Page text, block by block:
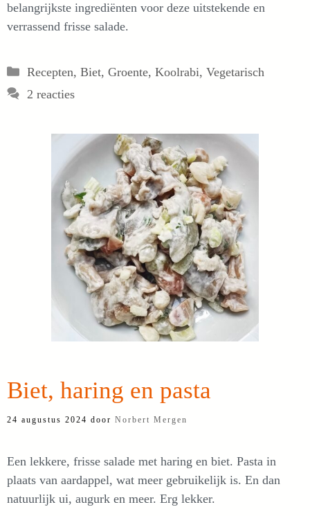
belangrijkste ingrediënten voor deze uitstekende en
verrassend frisse salade.
Categorieën
Recepten, Biet, Groente, Koolrabi, Vegetarisch
2 reacties
Biet, haring en pasta
24 augustus 2024 door Norbert Mergen
Een lekkere, frisse salade met haring en biet. Pasta in
plaats van aardappel, wat meer gebruikelijk is. En dan
natuurlijk ui, augurk en meer. Erg lekker.